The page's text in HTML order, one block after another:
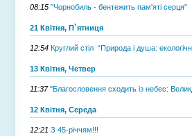
08:15 "Чорнобиль - бентежить пам'яті серця"
21 Квітня, П`ятниця
12:54 Круглий стіл “Природа і душа:
13 Квітня, Четвер
11:37 "Благословення сходить із небес:
12 Квітня, Середа
12:21 З 45-річчям!!!